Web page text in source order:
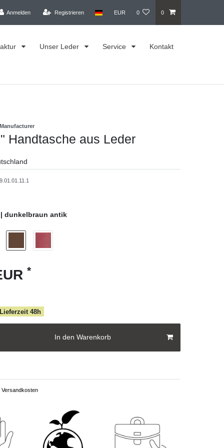
Anmelden Registrieren EUR 0 0
Unser Leder Service Kontakt
Handtasche aus Leder
dunkelbraun antik
*
48h
In den Warenkorb
Versandkosten